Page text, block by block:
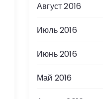
Август 2016
Июль 2016
Июнь 2016
Май 2016